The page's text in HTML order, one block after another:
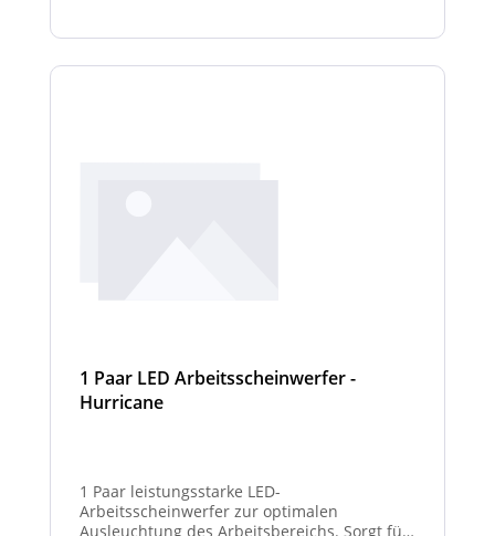
1 Paar LED Arbeitsscheinwerfer -
Hurricane
1 Paar leistungsstarke LED-
Arbeitsscheinwerfer zur optimalen
Ausleuchtung des Arbeitsbereichs. Sorgt für